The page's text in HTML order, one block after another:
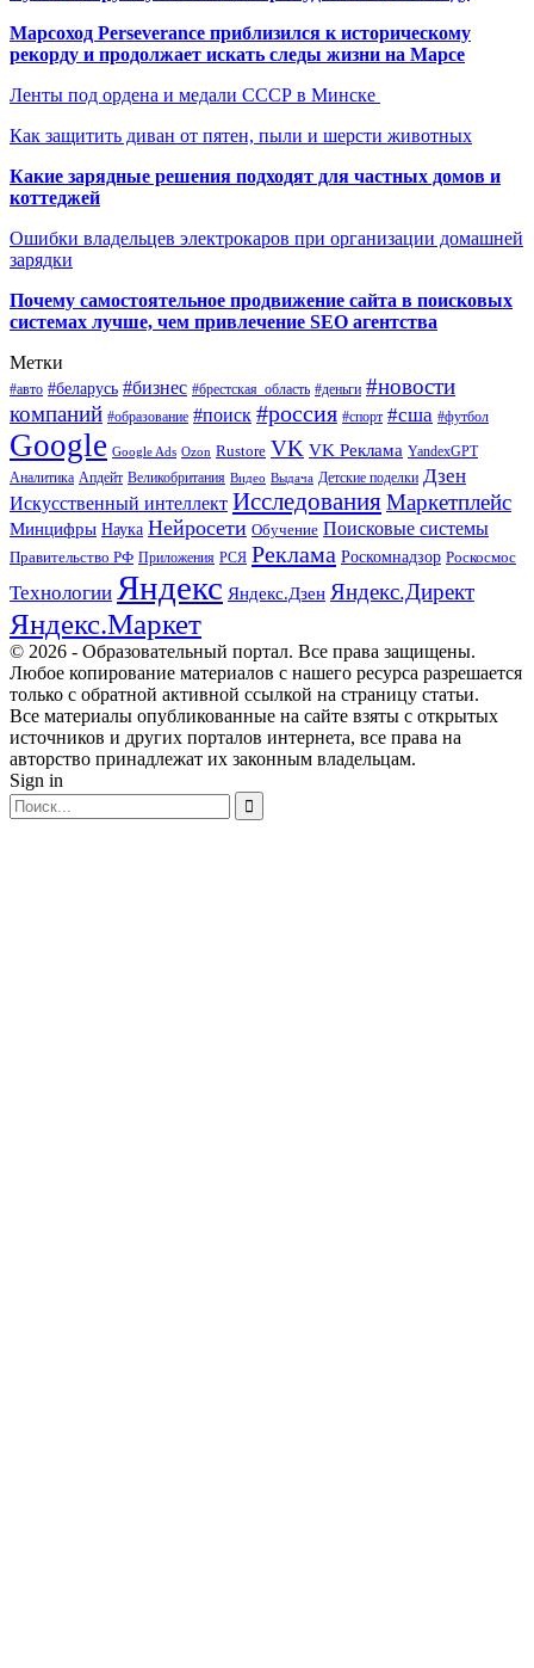
Марсоход Perseverance приблизился к историческому
рекорду и продолжает искать следы жизни на Марсе
Ленты под ордена и медали СССР в Минске
Как защитить диван от пятен, пыли и шерсти животных
Какие зарядные решения подходят для частных домов и
коттеджей
Ошибки владельцев электрокаров при организации домашней
зарядки
Почему самостоятельное продвижение сайта в поисковых
системах лучше, чем привлечение SEO агентства
Метки
#авто #беларусь #бизнес #брестская_область #деньги #новости
компаний #образование #поиск #россия #спорт #сша #футбол
Google Google Ads Ozon Rustore VK VK Реклама YandexGPT
Аналитика Апдейт Великобритания Видео Выдача Детские поделки Дзен
Искусственный интеллект ИсследованияМаркетплейс
Минцифры Наука Нейросети Обучение Поисковые системы
Правительство РФ Приложения РСЯ Реклама Роскомнадзор Роскосмос
Технологии Яндекс Яндекс.Дзен Яндекс.Директ
Яндекс.Маркет
© 2026 - Образовательный портал. Все права защищены.
Любое копирование материалов с нашего ресурса разрешается
только с обратной активной ссылкой на страницу статьи.
Все материалы опубликованные на сайте взяты с открытых
источников и других порталов интернета, все права на
авторство принадлежат их законным владельцам.
Sign in